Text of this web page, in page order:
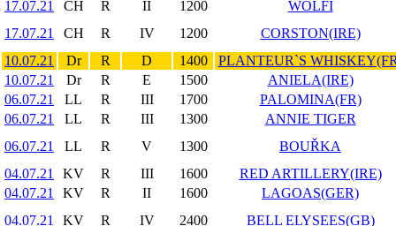
17.07.21
CH R II 1200
WOLFI
17.07.21
CH R IV 1200
CORSTON(IRE)
10.07.21
Dr R D 1400
PLANTEUR`S
10.07.21
Dr R E 1500
ANIELA(IRE)
06.07.21
LL R III 1700
PALOMINA(FR)
06.07.21
LL R III 1300
ANNIE TIGER
06.07.21
LL R V 1300
BOUŘKA
04.07.21
KV R III 1600
RED ARTILLERY(IRE)
04.07.21
KV R II 1600
LAGOAS(GER)
04.07.21
KV R IV 2400 BELL ELYSEES(GB)